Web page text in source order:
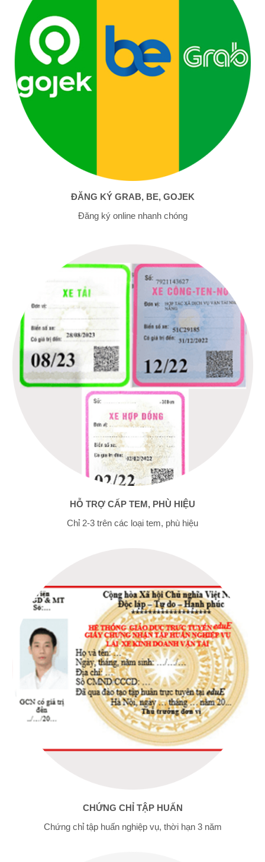
ĐĂNG KÝ GRAB, BE, GOJEK
Đăng ký online nhanh chóng
HỖ TRỢ CẤP TEM, PHÙ HIỆU
Chỉ 2-3 trên các loại tem, phù hiệu
CHỨNG CHỈ TẬP HUẤN
Chứng chỉ tập huấn nghiệp vụ, thời hạn 3 năm